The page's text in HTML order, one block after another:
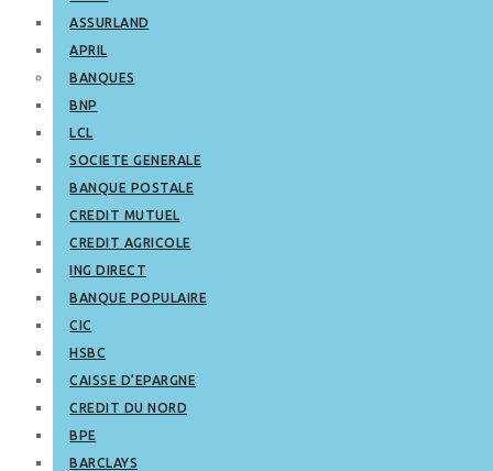
ASSURLAND
APRIL
BANQUES
BNP
LCL
SOCIETE GENERALE
BANQUE POSTALE
CREDIT MUTUEL
CREDIT AGRICOLE
ING DIRECT
BANQUE POPULAIRE
CIC
HSBC
CAISSE D’EPARGNE
CREDIT DU NORD
BPE
BARCLAYS